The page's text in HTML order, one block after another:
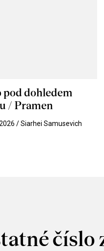
pod dohledem
/ Pramen
/ Siarhei Samusevich
číslo